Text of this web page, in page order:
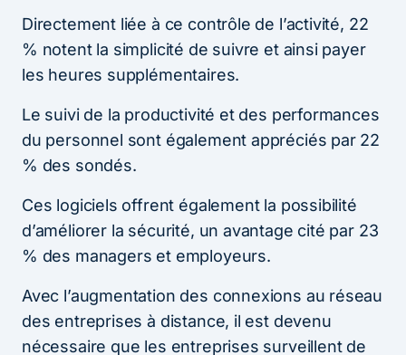
Directement liée à ce contrôle de l’activité, 22
% notent la simplicité de suivre et ainsi payer
les heures supplémentaires.
Le suivi de la productivité et des performances
du personnel sont également appréciés par 22
% des sondés.
Ces logiciels offrent également la possibilité
d’améliorer la sécurité, un avantage cité par 23
% des managers et employeurs.
Avec l’augmentation des connexions au réseau
des entreprises à distance, il est devenu
nécessaire que les entreprises surveillent de